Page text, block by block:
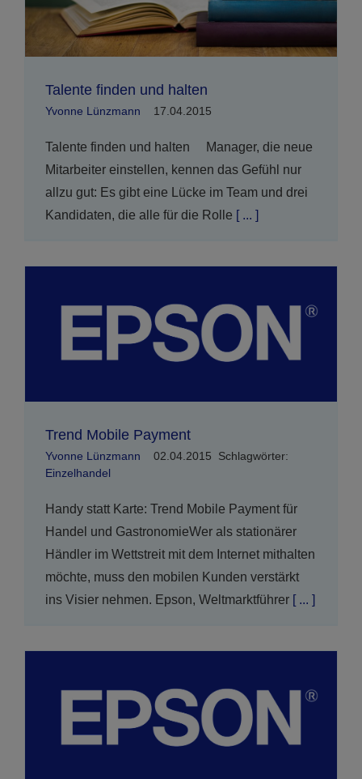
Talente finden und halten
Yvonne Lünzmann 17.04.2015
Talente finden und halten Manager, die neue
Mitarbeiter einstellen, kennen das Gefühl nur
allzu gut: Es gibt eine Lücke im Team und drei
Kandidaten, die alle für die Rolle [ ... ]
Trend Mobile Payment
Yvonne Lünzmann 02.04.2015
Schlagwörter:
Einzelhandel
Handy statt Karte: Trend Mobile Payment für
Handel und GastronomieWer als stationärer
Händler im Wettstreit mit dem Internet mithalten
möchte, muss den mobilen Kunden verstärkt
ins Visier nehmen. Epson, Weltmarktführer[ ... ]